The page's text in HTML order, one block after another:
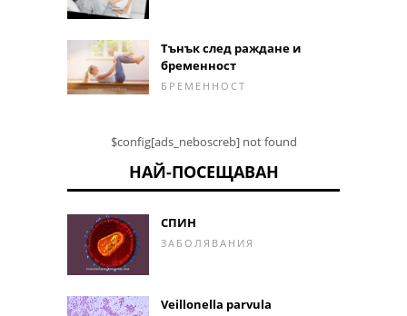
Тънък след раждане и
бременност
БРЕМЕННОСТ
$config[ads_neboscreb] not found
НАЙ-ПОСЕЩАВАН
СПИН
ЗАБОЛЯВАНИЯ
Veillonella parvula